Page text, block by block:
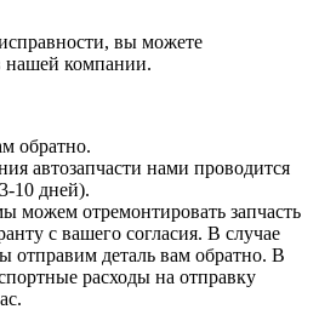
вы можете
нашей компании.
обратно.
автозапчасти нами проводится
10 дней).
можем отремонтировать запчасть
с вашего согласия. В случае
отправим деталь вам обратно. В
расходы на отправку